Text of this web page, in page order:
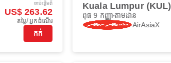
ចាប់ផ្ដើមពី
US$ 263.62
តម្លៃ/ អ្នកដំណើរ
កក់
Kuala Lumpur (KUL)
ពុធ 9 កញ្ញា តាមដាន
AirAsiaX